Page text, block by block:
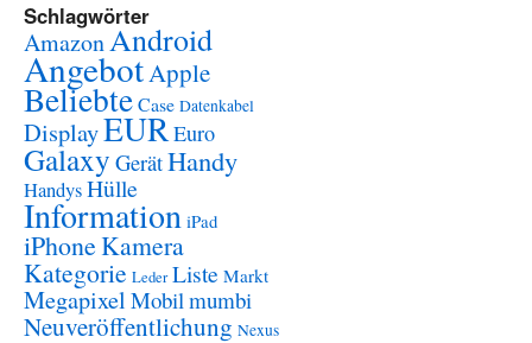
Schlagwörter
AmazonAndroid
AngebotApple
BeliebteCase Datenkabel
DisplayEUREuro
Galaxy GerätHandy
HandysHülle
Information iPad
iPhoneKamera
Kategorie Leder Liste Markt
Megapixel Mobilmumbi
Neuveröffentlichung Nexus